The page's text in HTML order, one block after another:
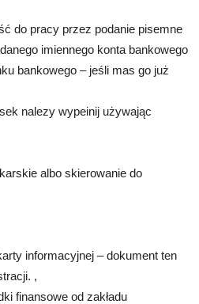
do pracy przez podanie pisemne
imiennego konta bankowego
bankowego – jeśli mas go już
nalezy wypeinij używając
albo skierowanie do
informacyjnej – dokument ten
,
finansowe od zakładu